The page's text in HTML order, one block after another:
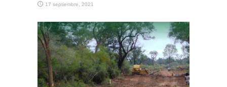
17 septiembre, 2021